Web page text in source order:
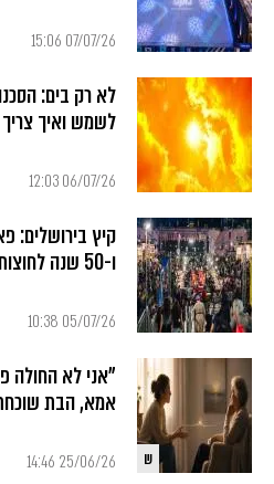
07/07/26 15:06
לא רק בים:
לשמש ואיך
06/07/26 12:03
קיץ בירושלים:
ו-50 שנה לחוצות היוצר
05/07/26 10:38
ש
"אני לא
אמא, הבת
25/06/26 14:46